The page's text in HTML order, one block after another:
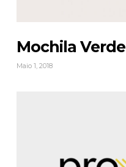
Mochila Verde
Maio 1, 2018